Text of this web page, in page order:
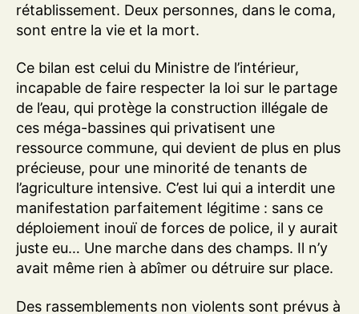
rétablissement. Deux personnes, dans le coma,
sont entre la vie et la mort.
Ce bilan est celui du Ministre de l’intérieur,
incapable de faire respecter la loi sur le partage
de l’eau, qui protège la construction illégale de
ces méga-bassines qui privatisent une
ressource commune, qui devient de plus en plus
précieuse, pour une minorité de tenants de
l’agriculture intensive. C’est lui qui a interdit une
manifestation parfaitement légitime : sans ce
déploiement inouï de forces de police, il y aurait
juste eu… Une marche dans des champs. Il n’y
avait même rien à abîmer ou détruire sur place.
Des rassemblements non violents sont prévus à